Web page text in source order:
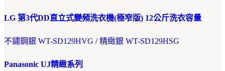
LG 第3代DD直立式變頻洗衣機(極窄版) 12公斤洗衣容量
不鏽鋼銀 WT-SD129HVG / 精緻銀 WT-SD129HSG
Panasonic UJ精緻系列